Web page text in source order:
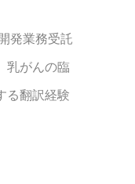
発業務受託
乳がんの臨
る翻訳経験